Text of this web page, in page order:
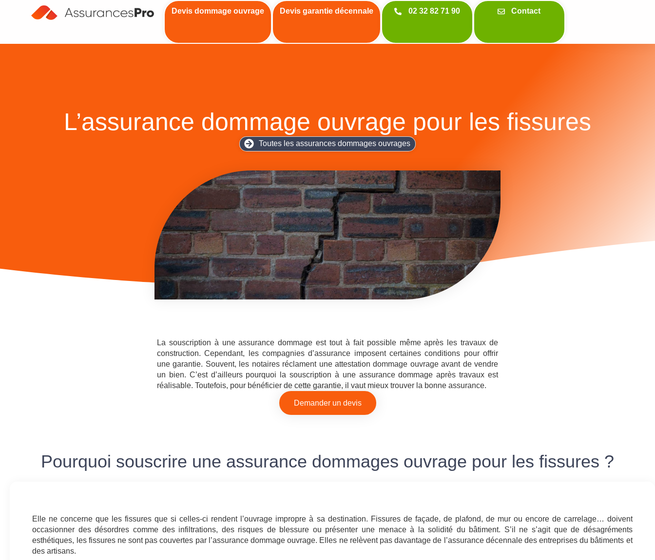
Devis dommage ouvrage Devis garantie décennale 02 32 82 71 90 Contact
L’assurance dommage ouvrage pour les fissures
Toutes les assurances dommages ouvrages
La souscription à une assurance dommage est tout à fait possible même après les travaux de
construction. Cependant, les compagnies d’assurance imposent certaines conditions pour offrir
une garantie. Souvent, les notaires réclament une attestation dommage ouvrage avant de vendre
un bien. C’est d’ailleurs pourquoi la souscription à une assurance dommage après travaux est
réalisable. Toutefois, pour bénéficier de cette garantie, il vaut mieux trouver la bonne assurance.
Demander un devis
Pourquoi souscrire une assurance dommages ouvrage pour les fissures ?
Elle ne concerne que les fissures que si celles-ci rendent l’ouvrage impropre à sa destination. Fissures de façade, de plafond, de mur ou encore de carrelage… doivent
occasionner des désordres comme des infiltrations, des risques de blessure ou présenter une menace à la solidité du bâtiment. S’il ne s’agit que de désagréments
esthétiques, les fissures ne sont pas couvertes par l’assurance dommage ouvrage. Elles ne relèvent pas davantage de l’assurance décennale des entreprises du bâtiments et
des artisans.